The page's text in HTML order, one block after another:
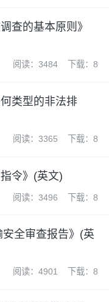
查的基本原则》
阅读：3484 下载：8
类型的非法排
阅读：3365 下载：8
令》(英文)
阅读：3496 下载：8
全审查报告》(英
阅读：4901 下载：8